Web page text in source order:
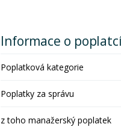
Informace o
Poplatková kategorie
Poplatky za správu
z toho manažerský poplatek